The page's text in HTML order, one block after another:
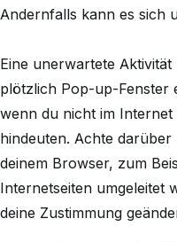
Andernfalls kann es sich
Eine unerwartete
plötzlich Pop-up-Fenster
wenn du nicht im
hindeuten. Achte
deinem Browser, zum
Internetseiten umgeleitet
deine Zustimmung